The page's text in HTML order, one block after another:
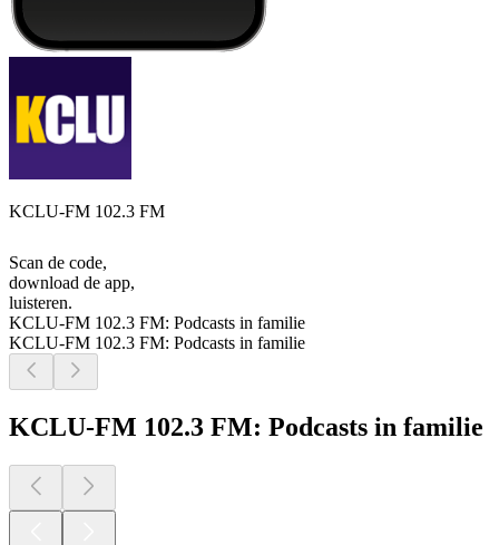
KCLU-FM 102.3 FM
Scan de code,
download de app,
luisteren.
KCLU-FM 102.3 FM: Podcasts in familie
KCLU-FM 102.3 FM: Podcasts in familie
KCLU-FM 102.3 FM: Podcasts in familie